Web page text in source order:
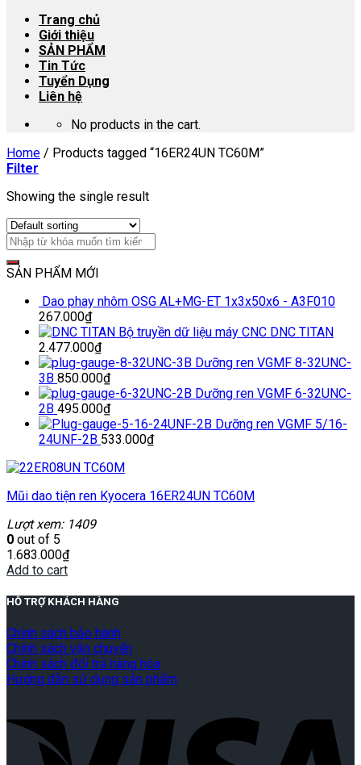
Trang chủ
Giới thiệu
SẢN PHẨM
Tin Tức
Tuyển Dụng
Liên hệ
No products in the cart.
Home / Products tagged “16ER24UN TC60M”
Filter
Showing the single result
SẢN PHẨM MỚI
Dao phay nhôm OSG AL+MG-ET 1x3x50x6 - A3F010
267.000₫
Bộ truyền dữ liệu máy CNC DNC TITAN
2.477.000₫
Dưỡng ren VGMF 8-32UNC-
3B 850.000₫
Dưỡng ren VGMF 6-32UNC-
2B 495.000₫
Dưỡng ren VGMF 5/16-
24UNF-2B 533.000₫
Mũi dao tiện ren Kyocera 16ER24UN TC60M
Lượt xem: 1409
0 out of 5
1.683.000₫
Add to cart
HỖ TRỢ KHÁCH HÀNG
Chính sách bảo hành
Chính sách vận chuyển
Chính sách đổi trả hàng hóa
Hướng dẫn sử dụng sản phẩm